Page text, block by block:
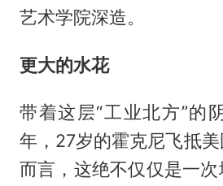
艺术学院深造。
更大的水花
带着这层“工业北方”的
年，27岁的霍克尼飞抵
而言，这绝不仅仅是一次